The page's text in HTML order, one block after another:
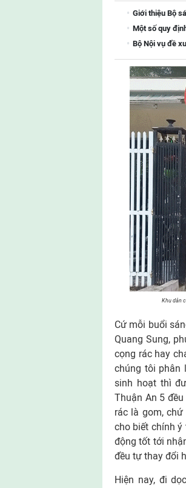
Giới thiệu Bộ
Một số quy
Bộ Nội vụ đề
Khu dân
Cứ mỗi buổi
Quang Sung,
cọng rác hay
chúng tôi phân
sinh hoạt thì
Thuận An 5
rác là gom,
cho biết chính
động tốt tới
đều tự thay đổi
Hiện nay, đi